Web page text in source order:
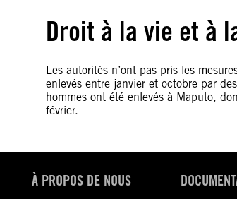
Droit à la vie et à
Les autorités n’ont pas pris les
enlevés entre janvier et octobre par
hommes ont été enlevés à Maputo,
février.
À PROPOS DE NOUS